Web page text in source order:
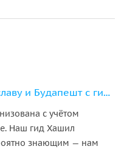
Из Вены: экскурсия в Братиславу и Будапешт с гидом (на английском)
с учётом
Наш гид Хашил
знающим — нам